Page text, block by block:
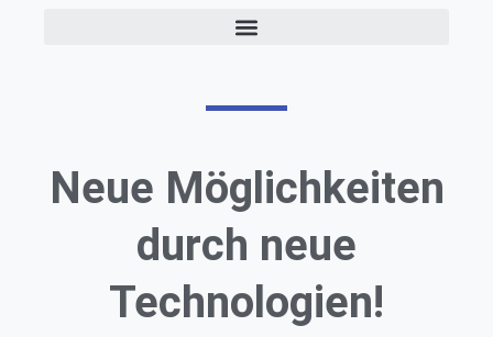
Neue Möglichkeiten
durch neue
Technologien!